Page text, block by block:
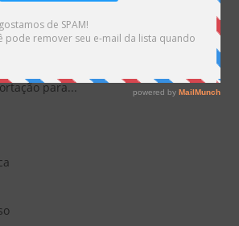
Oficial da União na última
18. As Resoluções da Camex nº 14
para...